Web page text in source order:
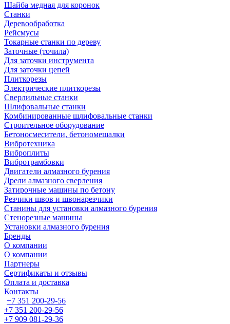
Шайба медная для коронок
Станки
Деревообработка
Рейсмусы
Токарные станки по дереву
Заточные (точила)
Для заточки инструмента
Для заточки цепей
Плиткорезы
Электрические плиткорезы
Сверлильные станки
Шлифовальные станки
Комбинированные шлифовальные станки
Строительное оборудование
Бетоносмесители, бетономешалки
Вибротехника
Виброплиты
Вибротрамбовки
Двигатели алмазного бурения
Дрели алмазного сверления
Затирочные машины по бетону
Резчики швов и швонарезчики
Станины для установки алмазного бурения
Стенорезные машины
Установки алмазного бурения
Бренды
О компании
О компании
Партнеры
Cертификаты и отзывы
Оплата и доставка
Контакты
+7 351 200-29-56
+7 351 200-29-56
+7 909 081-29-36